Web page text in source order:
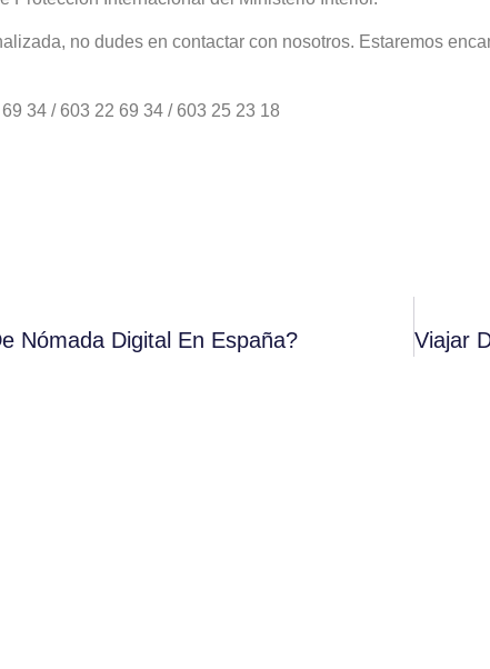
no dudes en contactar con nosotros. Estaremos
34 / 603 22 69 34 / 603 25 23 18
Nómada Digital En España?